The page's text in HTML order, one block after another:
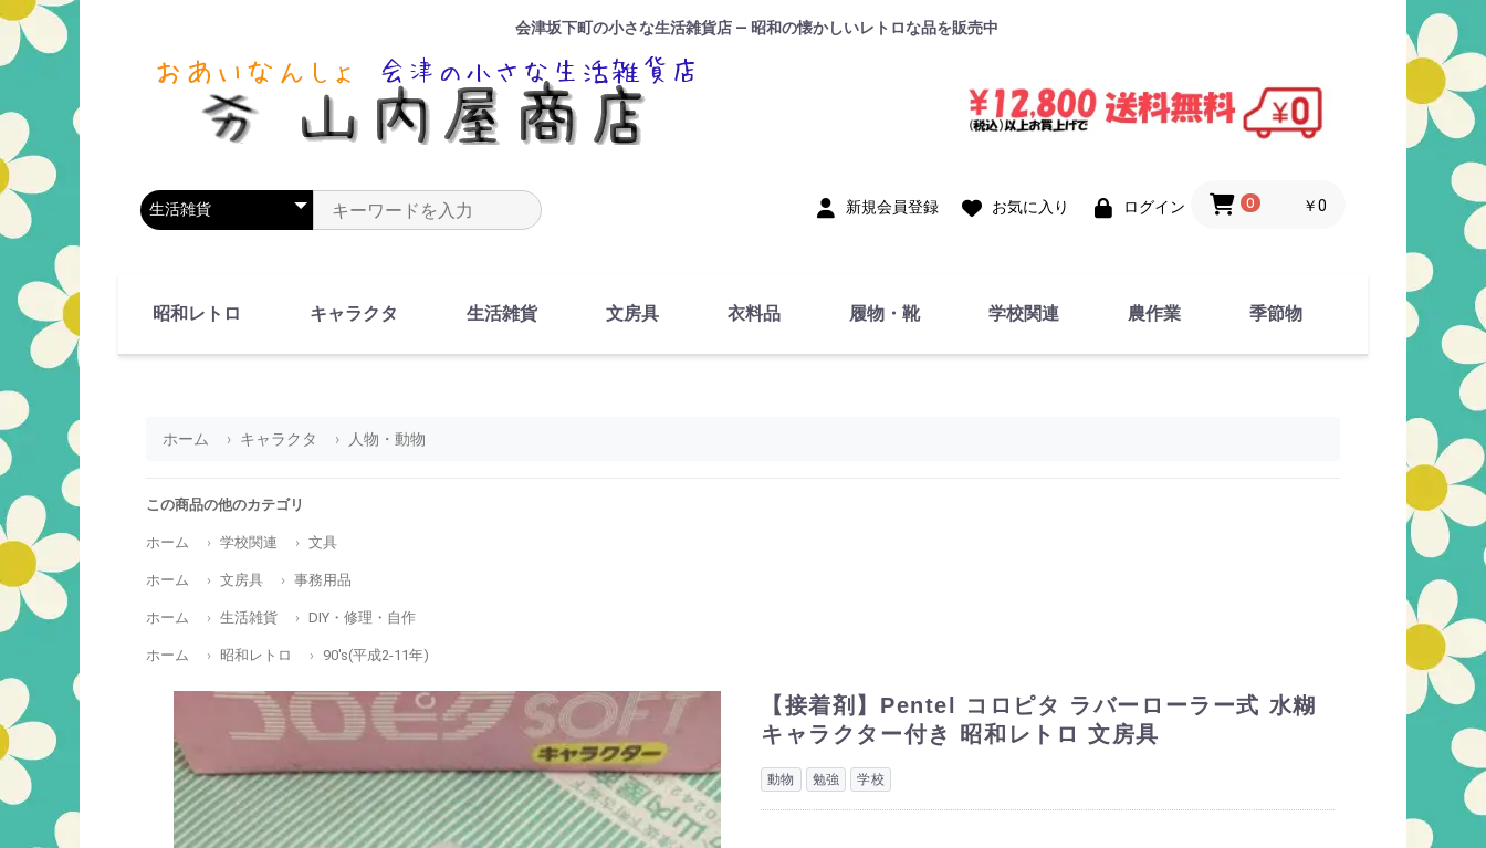
会津坂下町の小さな生活雑貨店 — 昭和の懐かしいレトロな品を販売中
商品カテゴリを選択 商品名やキーワードを入力 新規会員登録 お気に入り ログイン 0 ￥0
昭和レトロ キャラクタ 生活雑貨 文房具 衣料品 履物・靴 学校関連 農作業 季節物
ホーム キャラクタ 人物・動物
この商品の他のカテゴリ
ホーム 学校関連 文具
ホーム 文房具 事務用品
ホーム 生活雑貨 DIY・修理・自作
ホーム 昭和レトロ 90's(平成2-11年)
【接着剤】Pentel コロピタ ラバーローラー式 水糊
キャラクター付き 昭和レトロ 文房具
動物 勉強 学校